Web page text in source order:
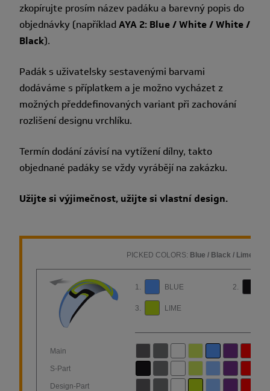
zkopírujte prosím název padáku a barevný popis do
objednávky (napříkladAYA 2: Blue / White / White /
Black).
Padák s uživatelsky sestavenými barvami
dodáváme s příplatkem a je možno vycházet z
možných předdefinovaných variant při zachování
rozlišení designu vrchlíku.
Termín dodání závisí na vytížení dílny, takto
objednané padáky se vždy vyrábějí na zakázku.
Užijte si výjimečnost, užijte si vlastní design.